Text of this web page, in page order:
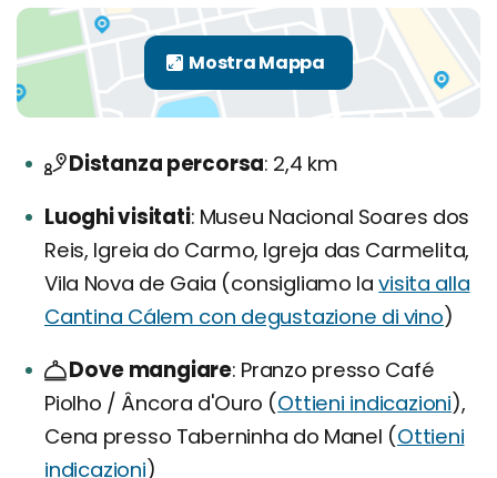
Distanza percorsa 2,4 km
Luoghi visitati Museu Nacional Soares dos
Reis, Igreia do Carmo, Igreja das Carmelita,
Vila Nova de Gaia (consigliamo lavisita alla
Cantina Cálem con degustazione di vino)
Dove mangiare Pranzo presso Café
Piolho / Âncora d'Ouro (Ottieni indicazioni),
Cena presso Taberninha do Manel (Ottieni
indicazioni)